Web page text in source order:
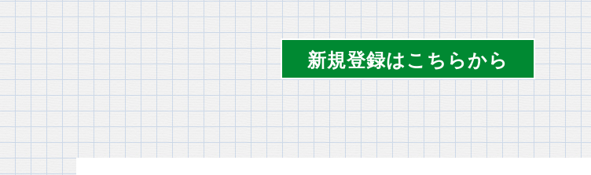
新規登録はこちらから